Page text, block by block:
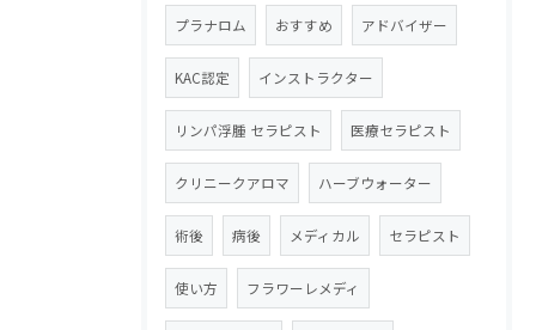
プラナロム おすすめ アドバイザー
KAC認定 インストラクター
リンパ浮腫 セラピスト 医療セラピスト
クリニークアロマ ハーブウォーター
術後 病後 メディカル セラピスト
使い方 フラワーレメディ